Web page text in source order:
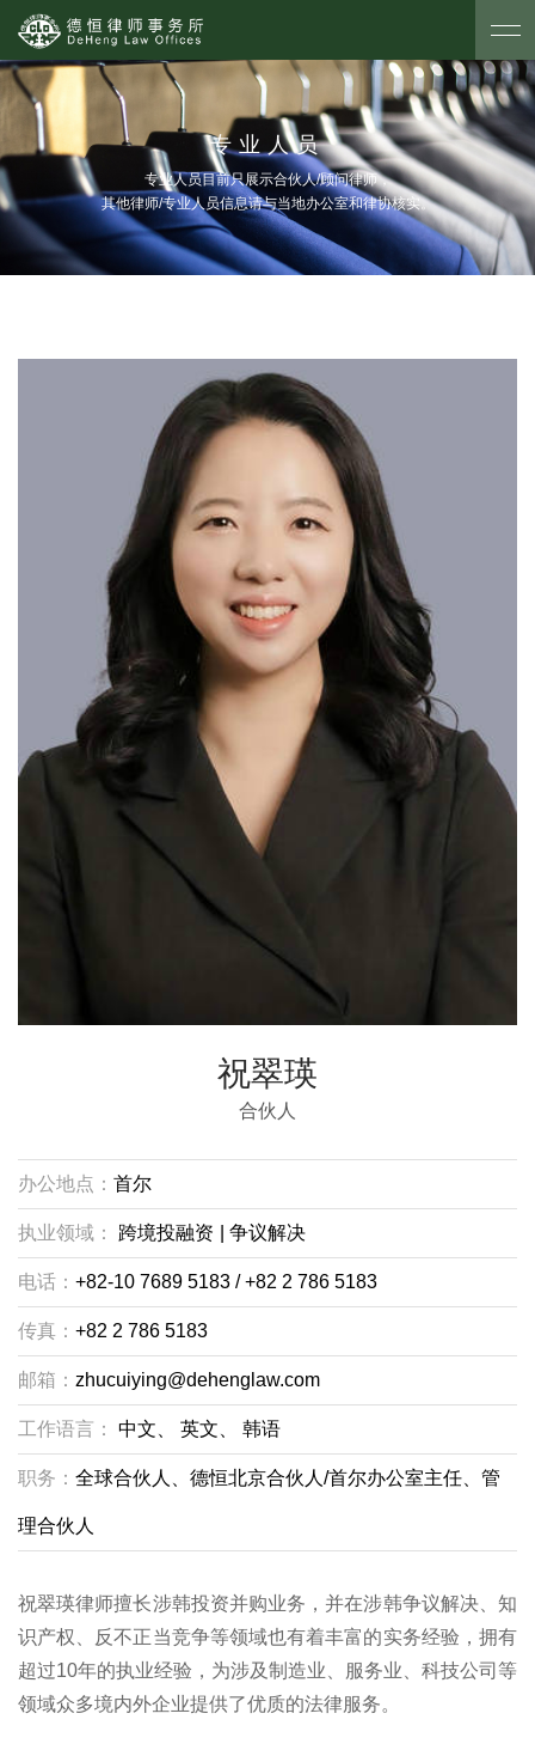
专业人员
专业人员目前只展示合伙人/顾问律师，
其他律师/专业人员信息请与当地办公室和律协核实。
祝翠瑛
合伙人
办公地点： 首尔
执业领域： 跨境投融资 争议解决
电话： +82-10 7689 5183 / +82 2 786 5183
传真： +82 2 786 5183
邮箱： zhucuiying@dehenglaw.com
工作语言： 中文、 英文、 韩语
职务： 全球合伙人、德恒北京合伙人/首尔办公室主任、管
理合伙人
祝翠瑛律师擅长涉韩投资并购业务，并在涉韩争议解决、知
识产权、反不正当竞争等领域也有着丰富的实务经验，拥有
超过10年的执业经验，为涉及制造业、服务业、科技公司等
领域众多境内外企业提供了优质的法律服务。